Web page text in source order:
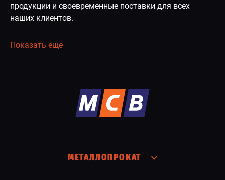
продукции и своевременные поставки для всех
наших клиентов.
Показать еще
МЕТАЛЛОПРОКАТ